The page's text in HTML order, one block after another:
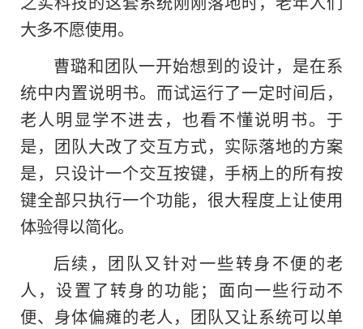
大多不愿使用。
曹璐和团队一开始想到的设计，是在系
统中内置说明书。而试运行了一定时间后，
老人明显学不进去，也看不懂说明书。于
是，团队大改了交互方式，实际落地的方案
是，只设计一个交互按键，手柄上的所有按
键全部只执行一个功能，很大程度上让使用
体验得以简化。
后续，团队又针对一些转身不便的老
人，设置了转身的功能；面向一些行动不
便、身体偏瘫的老人，团队又让系统可以单